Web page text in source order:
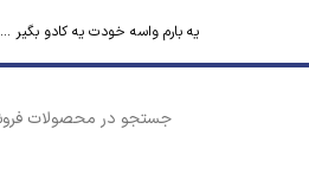
یه بارم واسه خودت یه کادو